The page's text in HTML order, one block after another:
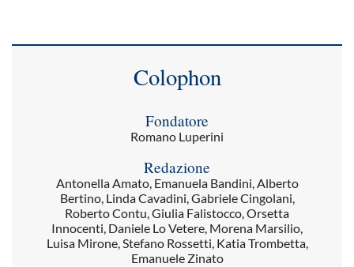
Colophon
Fondatore
Romano Luperini
Redazione
Antonella Amato, Emanuela Bandini, Alberto
Bertino, Linda Cavadini, Gabriele Cingolani,
Roberto Contu, Giulia Falistocco, Orsetta
Innocenti, Daniele Lo Vetere, Morena Marsilio,
Luisa Mirone, Stefano Rossetti, Katia Trombetta,
Emanuele Zinato